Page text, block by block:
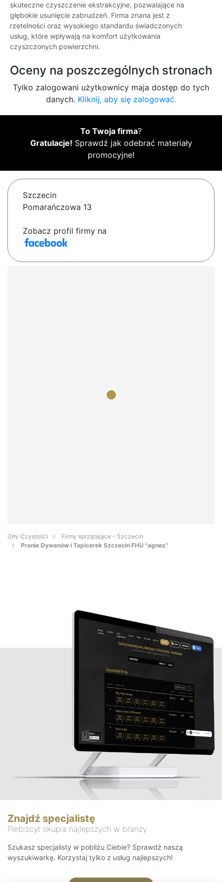
skuteczne czyszczenie ekstrakcyjne, pozwalające na
głębokie usunięcie zabrudzeń. Firma znana jest z
rzetelności oraz wysokiego standardu świadczonych
usług, które wpływają na komfort użytkowania
czyszczonych powierzchni.
Oceny na poszczególnych stronach
Tylko zalogowani użytkownicy maja dostęp do tych
danych. Kliknij, aby się zalogować.
To Twoja firma?
Gratulacje! Sprawdź jak odebrać materiały
promocyjne!
Szczecin
Pomarańczowa 13
Zobacz profil firmy na
Orły Czystości
Firmy sprzątające - Szczecin
Pranie Dywanów i Tapicerek Szczecin FHU "agnes"
Znajdź specjalistę
Plebiscyt skupia najlepszych w branży
Szukasz specjalisty w pobliżu Ciebie? Sprawdź naszą
wyszukiwarkę. Korzystaj tylko z usług najlepszych!